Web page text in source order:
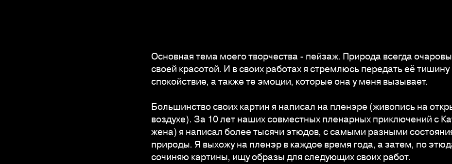
Основная тема моего творчества - пейзаж. Природа всегда
своей красотой. И в своих работах я стремлюсь передать её тишину
спокойствие, а также те эмоции, которые она у меня вызывает.
Большинство своих картин я написал на пленэре (живопись на
воздухе). За 10 лет наших совместных пленарных приключений с
жена) я написал более тысячи этюдов, с самыми разными
природы. Я выхожу на пленэр в каждое время года, а затем, по
сочиняю картины, ищу образы для следующих своих работ.